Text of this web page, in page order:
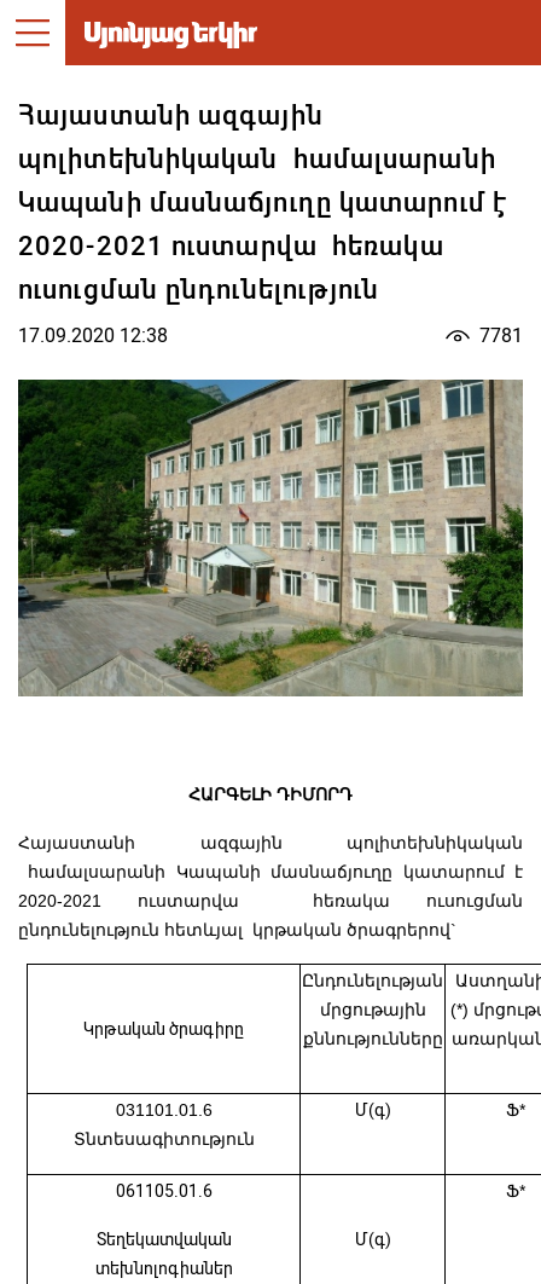
Հայաստանի ազգային
պոլիտեխնիկական համալսարանի
Կապանի մասնաճյուղը կատարում է
2020-2021 ուստարվա հեռակա
ուսուցման ընդունելություն
17.09.2020 12:38 7781
ՀԱՐԳԵԼԻ ԴԻՄՈՐԴ
Հայաստանի ազգային պոլիտեխնիկական
համալսարանի Կապանի մասնաճյուղը կատարում է
2020-2021 ուստարվա հեռակա ուսուցման
ընդունելություն հետևյալ կրթական ծրագրերով`
Կրթական ծրագիրը
Ընդունելության
մրցութային
քննությունները
(*)
031101 01 .6
Տնտեսագիտություն
Մ(գ) Ֆ*
061105.01.6
Տեղեկատվական
տեխնոլոգիաներ
Մ(գ)
Ֆ*